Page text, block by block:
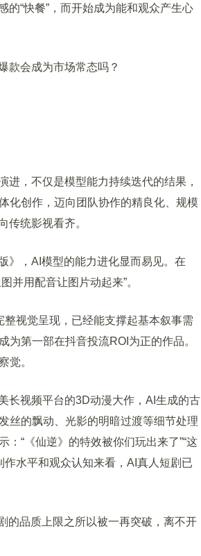
“快餐”，而开始成为能和观众产生心
，不仅是模型能力持续迭代的结果，
化创作，迈向团队协作的精良化、规模
传统影视看齐。
，AI模型的能力进化显而易见。在
并用配音让图片动起来”。
视觉呈现，已经能支撑起基本叙事需
第一部在抖音投流ROI为正的作品。
觉。
视频平台的3D动漫大作，AI生成的古
丝的飘动、光影的明暗过渡等细节处理
“《仙逆》的特效被你们玩出来了”“这
水平和观众认知来看，AI真人短剧已
品质上限之所以被一再突破，离不开